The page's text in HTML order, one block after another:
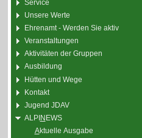
Service
Unsere Werte
Ehrenamt - Werden Sie aktiv
Veranstaltungen
Aktivitäten der Gruppen
Ausbildung
Hütten und Wege
Kontakt
Jugend JDAV
ALPINEWS
Aktuelle Ausgabe